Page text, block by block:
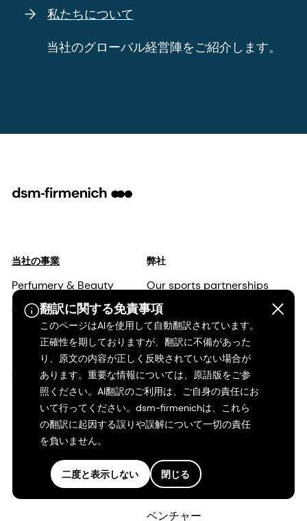
私たちについて
当社のグローバル経営陣をご紹介します。
翻訳に関する免責事項
このページはAIを使用して自動翻訳されています。
正確性を期しておりますが、翻訳に不備があった
り、原文の内容が正しく反映されていない場合が
あります。重要な情報については、原語版をご参
照ください。AI翻訳のご利用は、ご自身の責任にお
いて行ってください。dsm-firmenichは、これら
の翻訳に起因する誤りや誤解について一切の責任
を負いません。
二度と表示しない 閉じる
当社の事業
Perfumery & Beauty
Taste, Texture & Health
Health, Nutrition & Care
Animal Nutrition &
Health
弊社
Our sports partnerships
私たちの目的と価値観
当社の経営陣
責任ある事業
当社の事業
科学と研究
ニュース
当社の拠点
ベンチャー